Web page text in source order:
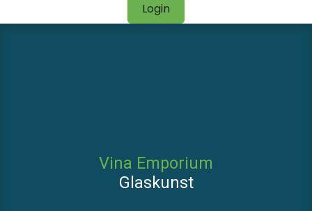
Login
Vina Emporium
Glaskunst